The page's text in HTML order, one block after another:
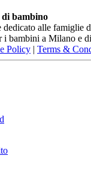
bambino
alle famiglie
i bambini a Milano e
Policy Terms &